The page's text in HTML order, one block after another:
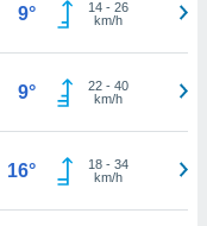
9° 14- 26
km/h
9° 22- 40
km/h
16° 18- 34
km/h